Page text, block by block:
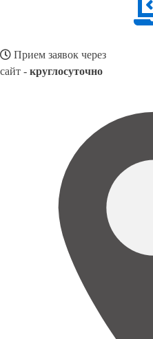
Прием заявок через
сайт - круглосуточно